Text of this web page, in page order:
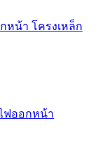
หน้า โครงเหล็ก
ฟออกหน้า